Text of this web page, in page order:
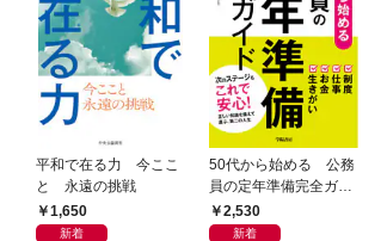
平和で在る力 今ここ
と 永遠の挑戦
1,650
新着
50代から始める 公務
員の定年準備完全ガイ
ド2,530
新着